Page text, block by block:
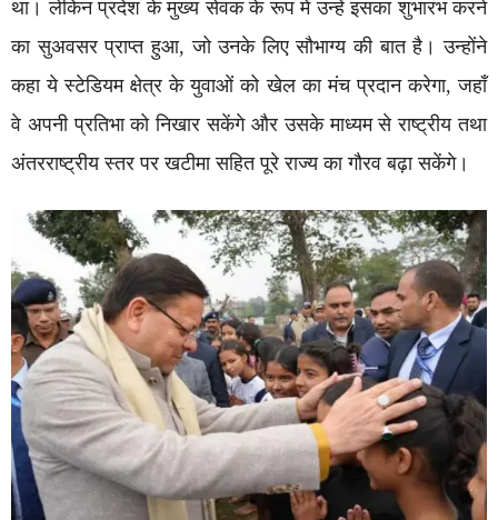
था। लेकिन प्रदेश के मुख्य सेवक के रूप में उन्हें इसका शुभारंभ करने
का सुअवसर प्राप्त हुआ, जो उनके लिए सौभाग्य की बात है। उन्होंने
कहा ये स्टेडियम क्षेत्र के युवाओं को खेल का मंच प्रदान करेगा, जहाँ
वे अपनी प्रतिभा को निखार सकेंगे और उसके माध्यम से राष्ट्रीय तथा
अंतरराष्ट्रीय स्तर पर खटीमा सहित पूरे राज्य का गौरव बढ़ा सकेंगे।